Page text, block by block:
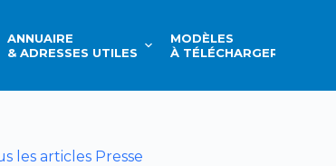
ANNUAIRE
& ADRESSES UTILES
MODÈLES
À TÉLÉCHARGER
les articles Presse